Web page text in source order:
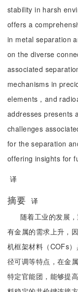
stability in harsh
offers a
in metal separation
on the diverse
associated
mechanisms in
elements，and
addresses presents
challenges
for the separation
offering insights for
译
摘要 译
随着工业的发展
有金属的需求上升，
机框架材料（COFs
径可调等特点，在金
特定官能团，能够提